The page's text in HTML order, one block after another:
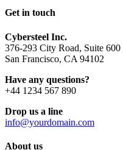
Get in touch
Cybersteel Inc.
376-293 City Road, Suite 600
San Francisco, CA 94102
Have any questions?
+44 1234 567 890
Drop us a line
info@yourdomain.com
About us